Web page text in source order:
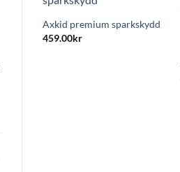
Axkid premium sparkskydd
459.00kr